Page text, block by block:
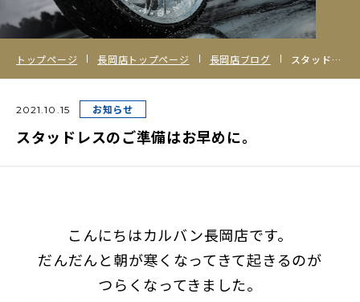
トップページ 長岡店トップページ 長岡店ブログ スタッドレスのご準備はお早めに。
2021.10.15 お知らせ
スタッドレスのご準備はお早めに。
こんにちはカルバン長岡店です。
だんだんと朝が寒くなってきて起きるのが
つらくなってきました。